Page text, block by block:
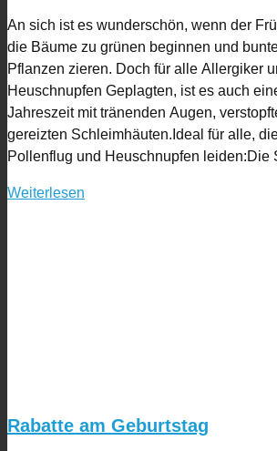
An sich ist es wunderschön, wenn der
die Bäume zu grünen beginnen und
Pflanzen zieren. Doch für alle Allergiker
Heuschnupfen Geplagten, ist es auch
Jahreszeit mit tränenden Augen,
gereizten Schleimhäuten.Ideal für alle,
Pollenflug und Heuschnupfen leiden:Die
Weiterlesen
Rabatte am Geburtstag